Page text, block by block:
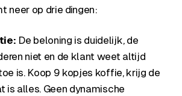
neer op drie dingen:
De beloning is duidelijk, de
niet en de klant weet altijd
is. Koop 9 kopjes koffie, krijg de
is alles. Geen dynamische